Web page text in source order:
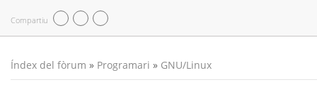
Compartiu
Índex del fòrum » Programari » GNU/Linux